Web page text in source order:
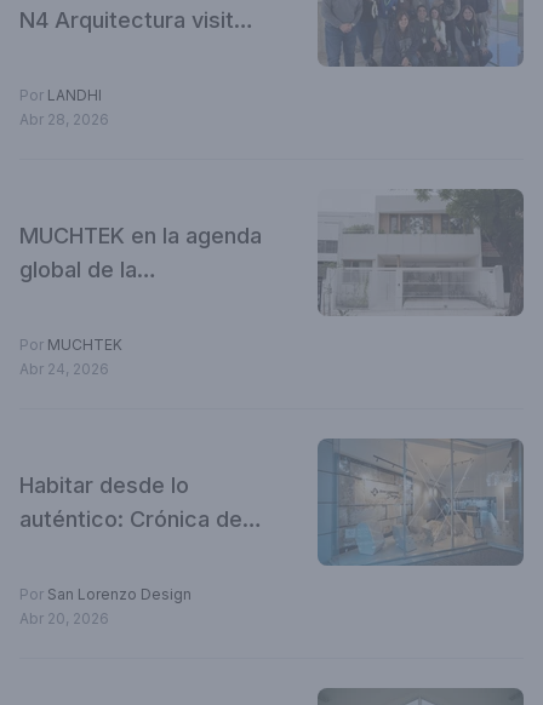
N4 Arquitectura visitó
Cañuelas
Por LANDHI
Abr 28, 2026
MUCHTEK en la agenda
global de la
representación
argentina en
Por MUCHTEK
Abr 24, 2026
Habitar desde lo
auténtico: Crónica de
en San Lorenzo Design
Por San Lorenzo Design
Abr 20, 2026